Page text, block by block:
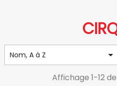
Nom, A à Z 
Affichage 1-12